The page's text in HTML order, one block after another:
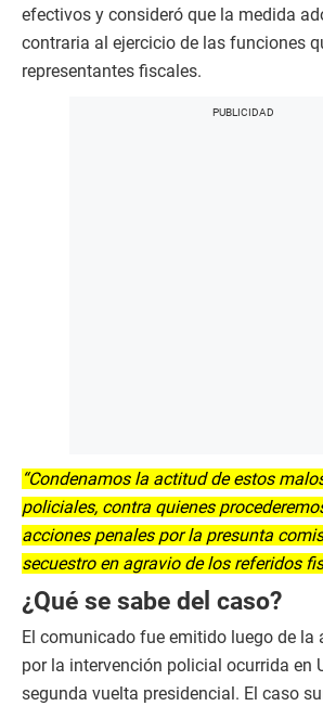
efectivos y consideró que la medida
contraria al ejercicio de las funciones
representantes fiscales.
“Condenamos la actitud de estos
policiales, contra quienes
acciones penales por la presunta
secuestro en agravio de los referidos
¿Qué se sabe del caso?
El comunicado fue emitido luego de la
por la intervención policial ocurrida en
segunda vuelta presidencial. El caso